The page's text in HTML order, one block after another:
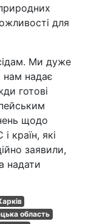
для
Ми дуже
нам надає
готові
щодо
країн, які
заявили,
надати
область